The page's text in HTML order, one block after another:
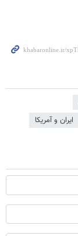
ایران و آمریکا